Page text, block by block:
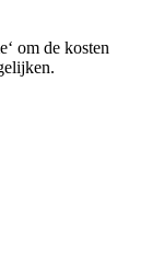
om de kosten